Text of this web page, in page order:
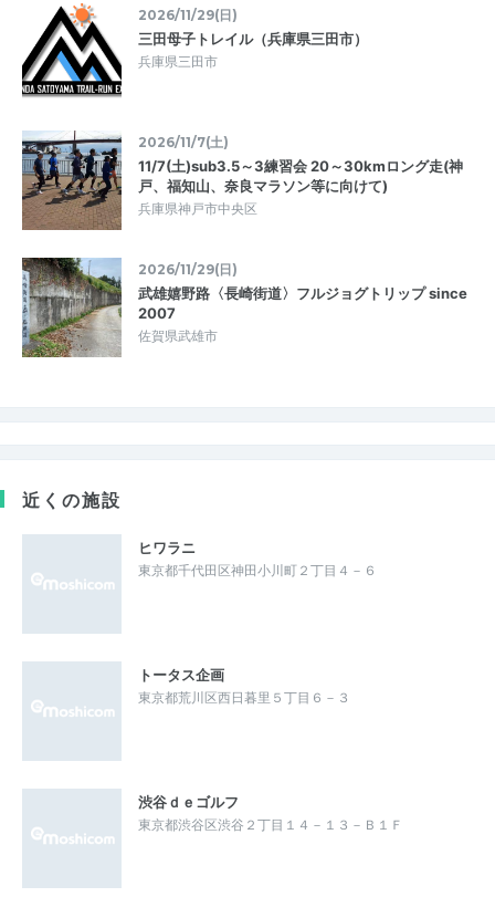
2026/11/29(日)
三田母子トレイル（兵庫県三田市）
兵庫県三田市
2026/11/7(土)
11/7(土)sub3.5～3練習会 20～30kmロング走(神
戸、福知山、奈良マラソン等に向けて)
兵庫県神戸市中央区
2026/11/29(日)
武雄嬉野路〈長崎街道〉フルジョグトリップ since
2007
佐賀県武雄市
近くの施設
ヒワラニ
東京都千代田区神田小川町２丁目４－６
トータス企画
東京都荒川区西日暮里５丁目６－３
渋谷ｄｅゴルフ
東京都渋谷区渋谷２丁目１４－１３－Ｂ１Ｆ